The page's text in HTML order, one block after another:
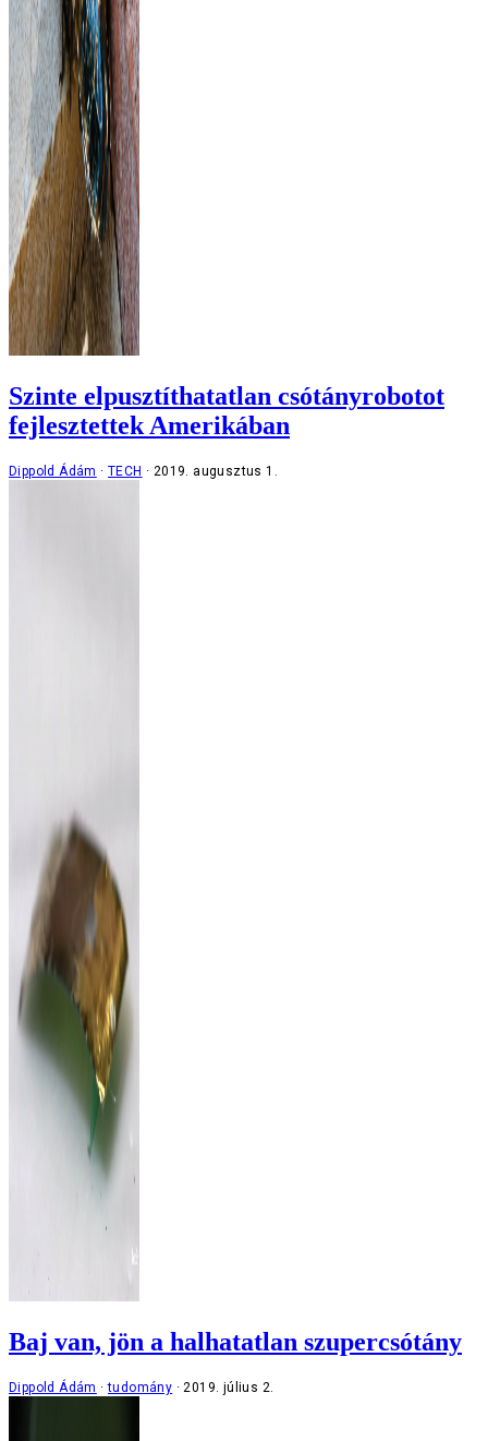
Szinte elpusztíthatatlan csótányrobotot
fejlesztettek Amerikában
Dippold Ádám TECH 2019. augusztus 1.
Baj van, jön a halhatatlan szupercsótány
Dippold Ádám tudomány 2019. július 2.